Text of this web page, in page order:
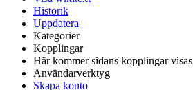
Historik
Uppdatera
Kategorier
Kopplingar
Här kommer sidans kopplingar visas
Användarverktyg
Skapa konto